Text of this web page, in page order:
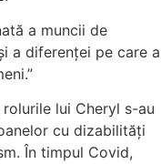
a muncii de
a diferenței pe care a
lui Cheryl s-au
cu dizabilități
În timpul Covid,